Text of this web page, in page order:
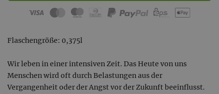
Flaschengröße: 0,375l
Wir leben in einer intensiven Zeit. Das Heute von uns
Menschen wird oft durch Belastungen aus der
Vergangenheit oder der Angst vor der Zukunft beeinflusst.